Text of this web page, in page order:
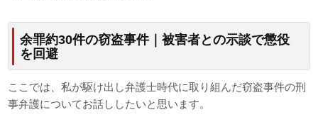
余罪約30件の窃盗事件｜被害者との示談で懲役
を回避
ここでは、私が駆け出し弁護士時代に取り組んだ窃盗事件の刑
事弁護についてお話ししたいと思います。